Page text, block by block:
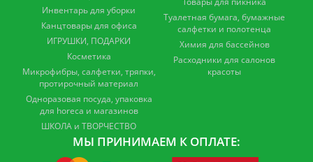
Инвентарь для уборки
Канцтовары для офиса
ИГРУШКИ, ПОДАРКИ
Косметика
Микрофибры, салфетки, тряпки,
протирочный материал
Одноразовая посуда, упаковка
для horeca и магазинов
ШКОЛА и ТВОРЧЕСТВО
Туалетная бумага, бумажные
салфетки и полотенца
Химия для бассейнов
Расходники для салонов
красоты
МЫ ПРИНИМАЕМ К ОПЛАТЕ: